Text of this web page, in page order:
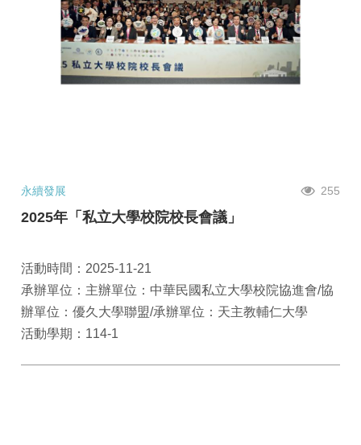
永續發展 255
2025年「私立大學校院校長會議」
活動時間：2025-11-21
承辦單位：主辦單位：中華民國私立大學校院協進會/協
辦單位：優久大學聯盟/承辦單位：天主教輔仁大學
活動學期：114-1